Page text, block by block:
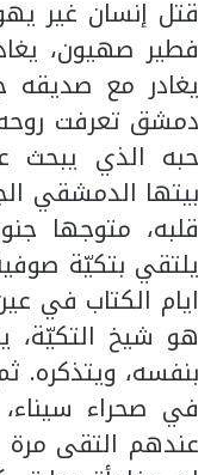
قتل إنسان غير
فطير صهيون،
يغادر مع
دمشق تعرفت
حبه الذي
بيتها الدمشقي
قلبه، متوجها
يلتقي بتكيّة
ايام الكتاب في
هو شيخ التكيّة،
بنفسه، ويتذكره.
في صحراء
عندهم التقى مرة